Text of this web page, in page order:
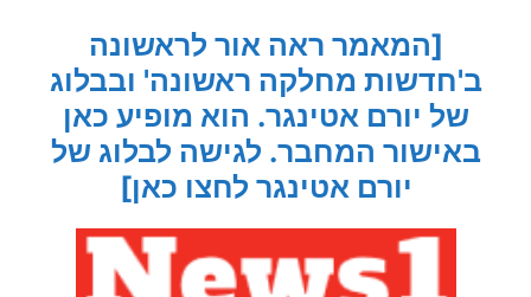
[המאמר ראה אור לראשונה
ב'חדשות מחלקה ראשונה' ובבלוג
של יורם אטינגר. הוא מופיע כאן
באישור המחבר. לגישה לבלוג של
יורם אטינגר לחצו כאן]